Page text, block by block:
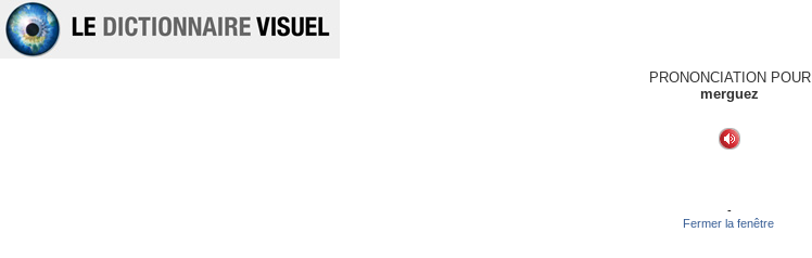
PRONONCIATION POUR
merguez
-
Fermer la fenêtre